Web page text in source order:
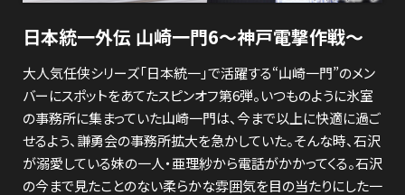
日本統一外伝 山崎一門6～神戸電撃作戦～
大人気任侠シリーズ「日本統一」で活躍する“山崎一門”のメン
バーにスポットをあてたスピンオフ第6弾。いつものように氷室
の事務所に集まっていた山崎一門は、今まで以上に快適に過ご
せるよう、謙勇会の事務所拡大を急かしていた。そんな時、石沢
が溺愛している妹の一人・亜理紗から電話がかかってくる。石沢
の今まで見たことのない柔らかな雰囲気を目の当たりにした一